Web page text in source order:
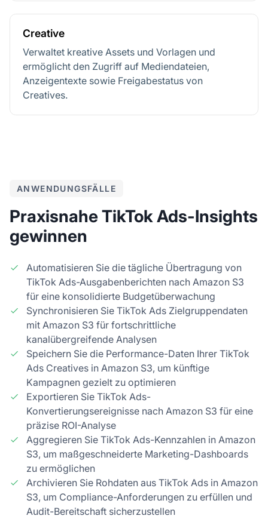
Creative
Verwaltet kreative Assets und Vorlagen und
ermöglicht den Zugriff auf Mediendateien,
Anzeigentexte sowie Freigabestatus von
Creatives.
ANWENDUNGSFÄLLE
Praxisnahe TikTok Ads-Insights
gewinnen
Automatisieren Sie die tägliche Übertragung von
TikTok Ads-Ausgabenberichten nach Amazon S3
für eine konsolidierte Budgetüberwachung
Synchronisieren Sie TikTok Ads Zielgruppendaten
mit Amazon S3 für fortschrittliche
kanalübergreifende Analysen
Speichern Sie die Performance-Daten Ihrer TikTok
Ads Creatives in Amazon S3, um künftige
Kampagnen gezielt zu optimieren
Exportieren Sie TikTok Ads-
Konvertierungsereignisse nach Amazon S3 für eine
präzise ROI-Analyse
Aggregieren Sie TikTok Ads-Kennzahlen in Amazon
S3, um maßgeschneiderte Marketing-Dashboards
zu ermöglichen
Archivieren Sie Rohdaten aus TikTok Ads in Amazon
S3, um Compliance-Anforderungen zu erfüllen und
Audit-Bereitschaft sicherzustellen